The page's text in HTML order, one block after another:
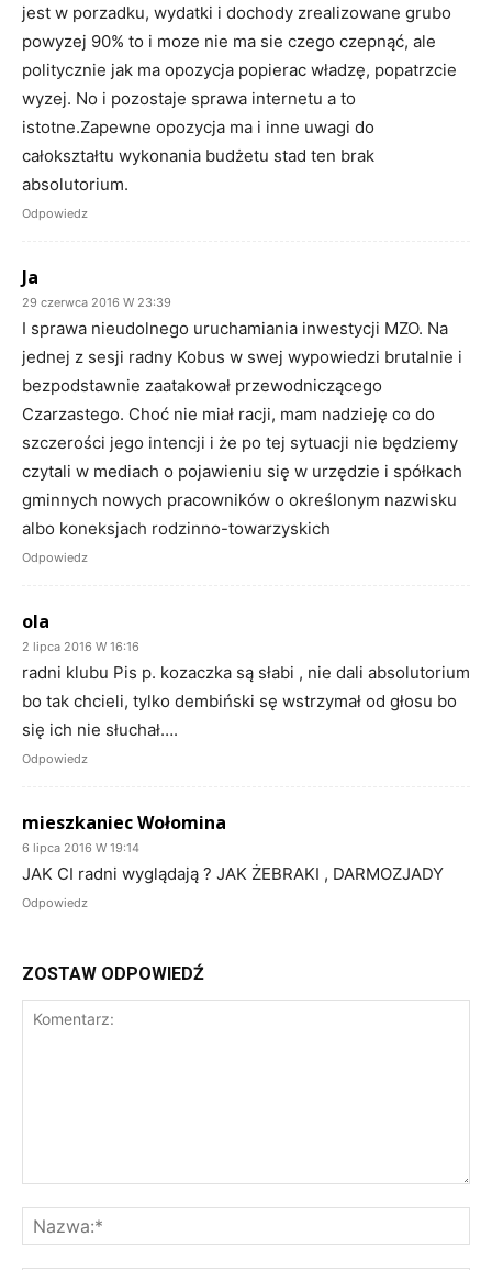
jest w porzadku, wydatki i dochody zrealizowane grubo
powyzej 90% to i moze nie ma sie czego czepnąć, ale
politycznie jak ma opozycja popierac władzę, popatrzcie
wyzej. No i pozostaje sprawa internetu a to
istotne.Zapewne opozycja ma i inne uwagi do
całokształtu wykonania budżetu stad ten brak
absolutorium.
Odpowiedz
Ja
29 czerwca 2016 W 23:39
I sprawa nieudolnego uruchamiania inwestycji MZO. Na
jednej z sesji radny Kobus w swej wypowiedzi brutalnie i
bezpodstawnie zaatakował przewodniczącego
Czarzastego. Choć nie miał racji, mam nadzieję co do
szczerości jego intencji i że po tej sytuacji nie będziemy
czytali w mediach o pojawieniu się w urzędzie i spółkach
gminnych nowych pracowników o określonym nazwisku
albo koneksjach rodzinno-towarzyskich
Odpowiedz
ola
2 lipca 2016 W 16:16
radni klubu Pis p. kozaczka są słabi , nie dali absolutorium
bo tak chcieli, tylko dembiński sę wstrzymał od głosu bo
się ich nie słuchał….
Odpowiedz
mieszkaniec Wołomina
6 lipca 2016 W 19:14
JAK CI radni wyglądają ? JAK ŻEBRAKI , DARMOZJADY
Odpowiedz
ZOSTAW ODPOWIEDŹ